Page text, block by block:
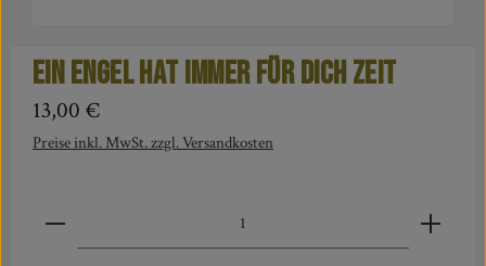
Ein Engel hat immer für dich Zeit
Regulärer Preis:
13,00 €
Preise inkl. MwSt. zzgl. Versandkosten
Produkt Anzahl: Gib den gewünschten Wert ein oder